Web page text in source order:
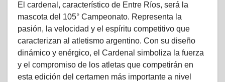
El cardenal, característico de Entre Ríos, será la
mascota del 105° Campeonato. Representa la
pasión, la velocidad y el espíritu competitivo que
caracterizan al atletismo argentino. Con su diseño
dinámico y enérgico, el Cardenal simboliza la fuerza
y el compromiso de los atletas que competirán en
esta edición del certamen más importante a nivel